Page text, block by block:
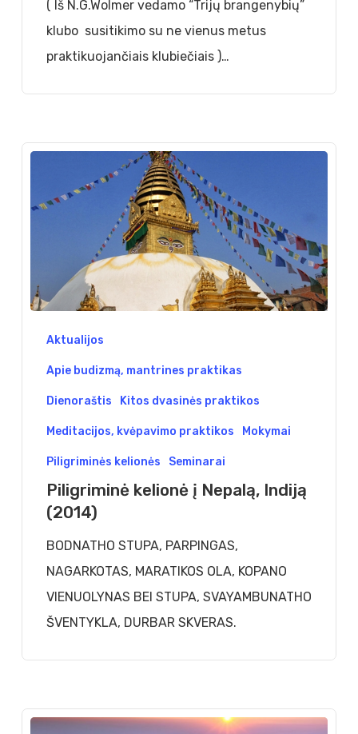
( Iš N.G.Wolmer vedamo “Trijų brangenybių”
klubo susitikimo su ne vienus metus
praktikuojančiais klubiečiais )…
kelionė
Nepalą,
Indiją
Aktualijos
Apie budizmą, mantrines praktikas
Dienoraštis Kitos dvasinės praktikos
Meditacijos, kvėpavimo praktikos Mokymai
Piligriminės kelionės Seminarai
Piligriminė kelionė į Nepalą, Indiją
(2014)
BODNATHO STUPA, PARPINGAS,
NAGARKOTAS, MARATIKOS OLA, KOPANO
VIENUOLYNAS BEI STUPA, SVAYAMBUNATHO
ŠVENTYKLA, DURBAR SKVERAS.